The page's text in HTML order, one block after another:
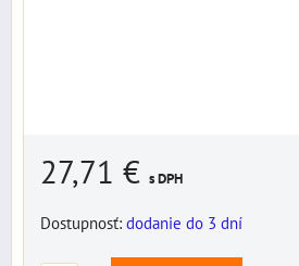
27,71 € s DPH
Dostupnosť: dodanie do 3 dní